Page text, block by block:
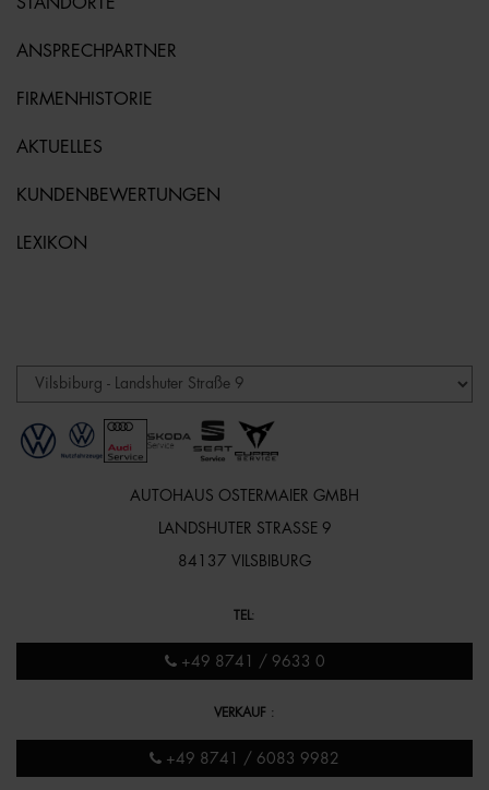
ANSPRECHPARTNER
FIRMENHISTORIE
AKTUELLES
KUNDENBEWERTUNGEN
LEXIKON
AUTOHAUS OSTERMAIER GMBH
LANDSHUTER STRASSE 9
84137 VILSBIBURG
TEL :
+49 8741 / 9633 0
VERKAUF :
+49 8741 / 6083 9982